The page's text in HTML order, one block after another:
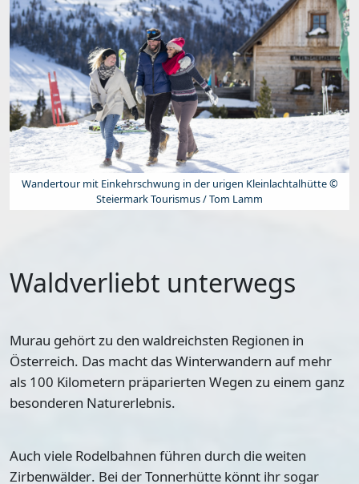
Wandertour mit Einkehrschwung in der urigen Kleinlachtalhütte ©
Steiermark Tourismus / Tom Lamm
Waldverliebt unterwegs
Murau gehört zu den waldreichsten Regionen in
Österreich. Das macht das Winterwandern auf mehr
als 100 Kilometern präparierten Wegen zu einem ganz
besonderen Naturerlebnis.
Auch viele Rodelbahnen führen durch dieweiten
Zirbenwälder. Bei der Tonnerhütte könnt ihr sogar